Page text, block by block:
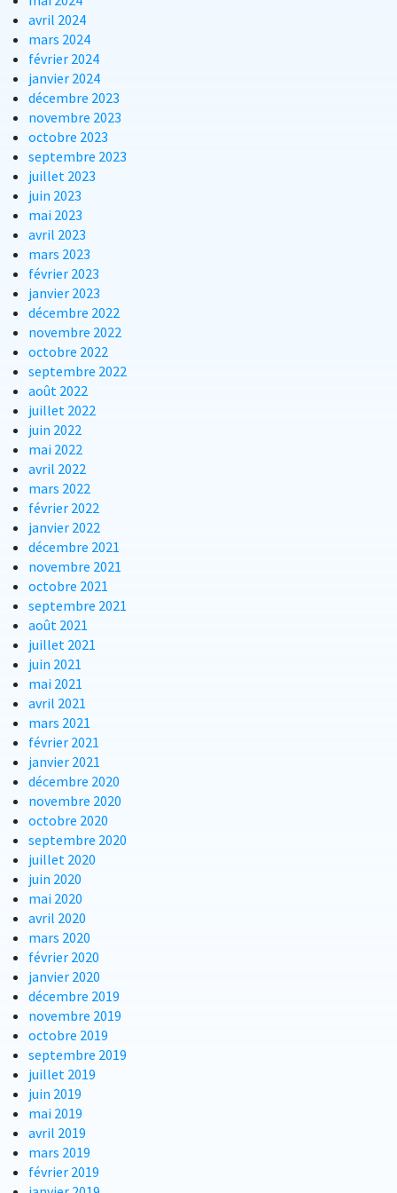
avril 2024
mars 2024
février 2024
janvier 2024
décembre 2023
novembre 2023
octobre 2023
septembre 2023
juillet 2023
juin 2023
mai 2023
avril 2023
mars 2023
février 2023
janvier 2023
décembre 2022
novembre 2022
octobre 2022
septembre 2022
août 2022
juillet 2022
juin 2022
mai 2022
avril 2022
mars 2022
février 2022
janvier 2022
décembre 2021
novembre 2021
octobre 2021
septembre 2021
août 2021
juillet 2021
juin 2021
mai 2021
avril 2021
mars 2021
février 2021
janvier 2021
décembre 2020
novembre 2020
octobre 2020
septembre 2020
juillet 2020
juin 2020
mai 2020
avril 2020
mars 2020
février 2020
janvier 2020
décembre 2019
novembre 2019
octobre 2019
septembre 2019
juillet 2019
juin 2019
mai 2019
avril 2019
mars 2019
février 2019